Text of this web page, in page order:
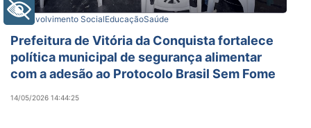
Desenvolvimento SocialEducaçãoSaúde
Prefeitura de Vitória da Conquista fortalece
política municipal de segurança alimentar
com a adesão ao Protocolo Brasil Sem Fome
14/05/2026 14:44:25
+ Acessibilidade